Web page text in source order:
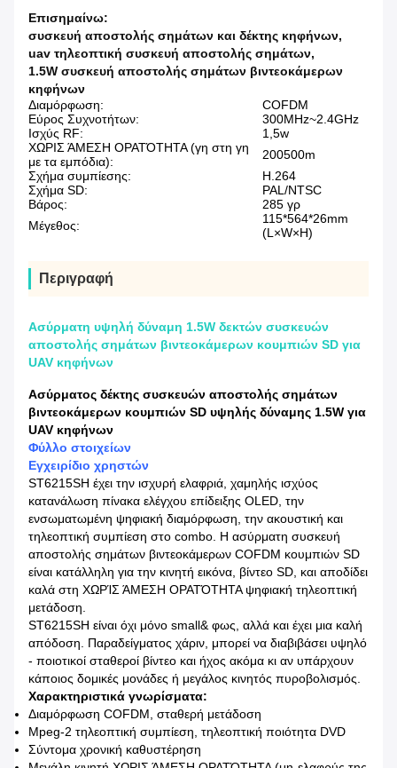
Επισημαίνω:
συσκευή αποστολής σημάτων και δέκτης κηφήνων,
uav τηλεοπτική συσκευή αποστολής σημάτων,
1.5W συσκευή αποστολής σημάτων βιντεοκάμερων
κηφήνων
Διαμόρφωση:
COFDM
Εύρος Συχνοτήτων:
300MHz~2.4GHz
Ισχύς RF:
1,5w
ΧΩΡΙΣ ΆΜΕΣΗ ΟΡΑΤΌΤΗΤΑ (γη στη γη
με τα εμπόδια):
200500m
Σχήμα συμπίεσης:
H.264
Σχήμα SD:
PAL/NTSC
Βάρος:
285 γρ
Μέγεθος:
115*564*26mm
(L×W×H)
Περιγραφή
Ασύρματη υψηλή δύναμη 1.5W δεκτών συσκευών
αποστολής σημάτων βιντεοκάμερων κουμπιών SD για
UAV κηφήνων
Ασύρματος δέκτης συσκευών αποστολής σημάτων
βιντεοκάμερων κουμπιών SD υψηλής δύναμης 1.5W για
UAV κηφήνων
Φύλλο στοιχείων
Εγχειρίδιο χρηστών
ST6215SH έχει την ισχυρή ελαφριά, χαμηλής ισχύος
κατανάλωση πίνακα ελέγχου επίδειξης OLED, την
ενσωματωμένη ψηφιακή διαμόρφωση, την ακουστική και
τηλεοπτική συμπίεση στο combo. Η ασύρματη συσκευή
αποστολής σημάτων βιντεοκάμερων COFDM κουμπιών SD
είναι κατάλληλη για την κινητή εικόνα, βίντεο SD, και αποδίδει
καλά στη ΧΩΡΊΣ ΆΜΕΣΗ ΟΡΑΤΌΤΗΤΑ ψηφιακή τηλεοπτική
μετάδοση.
ST6215SH είναι όχι μόνο small& φως, αλλά και έχει μια καλή
απόδοση. Παραδείγματος χάριν, μπορεί να διαβιβάσει υψηλό
- ποιοτικοί σταθεροί βίντεο και ήχος ακόμα κι αν υπάρχουν
κάποιος δομικές μονάδες ή μεγάλος κινητός πυροβολισμός.
Χαρακτηριστικά γνωρίσματα:
Διαμόρφωση COFDM, σταθερή μετάδοση
Mpeg-2 τηλεοπτική συμπίεση, τηλεοπτική ποιότητα DVD
Σύντομα χρονική καθυστέρηση